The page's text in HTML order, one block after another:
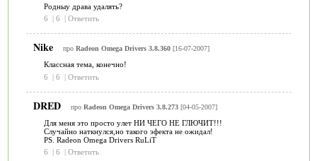
Родныу драва удалять?
6
| 6 | Ответить
Nike про Radeon Omega Drivers 3.8.360[16-07-2007]
Классная тема, конечно!
6
| 6 | Ответить
DRED про Radeon Omega Drivers 3.8.273[04-05-2007]
Для меня это просто улет НИ ЧЕГО НЕ ГЛЮЧИТ!!!
Случайно наткнулся,но такого эфекта не ожидал!
PS. Radeon Omega Drivers RuLiT
6
| 6 | Ответить